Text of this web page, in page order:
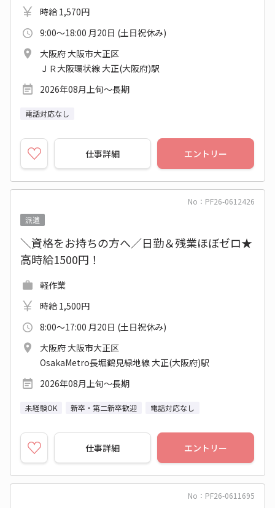
時給 1,570円
9:00～18:00 月20日 (土日祝休み)
大阪府 大阪市大正区
ＪＲ大阪環状線 大正(大阪府)駅
2026年08月上旬～長期
電話対応なし
仕事詳細 エントリー
No：PF26-0612426
派遣
＼資格をお持ちの方へ／日勤＆残業ほぼゼロ★
高時給1500円！
軽作業
時給 1,500円
8:00～17:00 月20日 (土日祝休み)
大阪府 大阪市大正区
OsakaMetro長堀鶴見緑地線 大正(大阪府)駅
2026年08月上旬～長期
未経験OK 新卒・第二新卒歓迎 電話対応なし
仕事詳細 エントリー
No：PF26-0611695